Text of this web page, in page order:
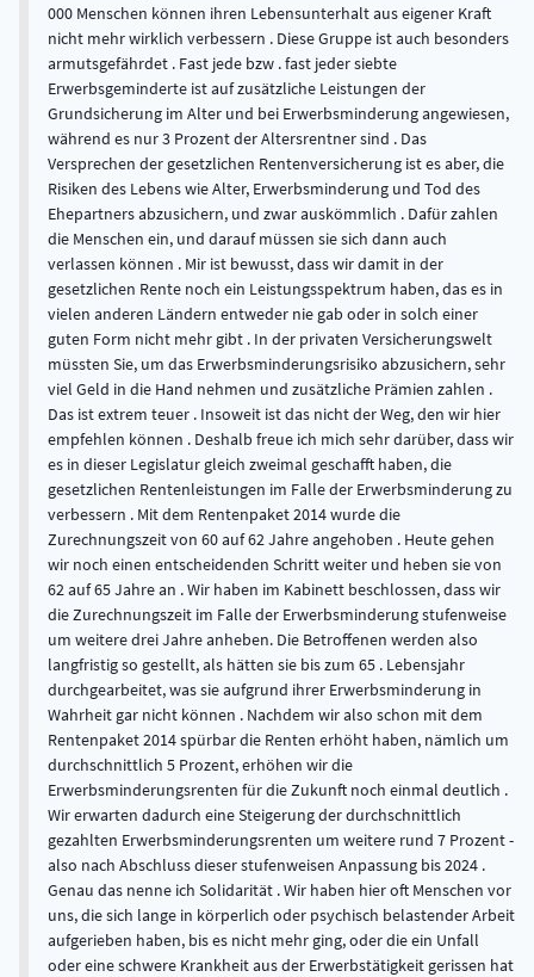
000 Menschen können ihren Lebensunterhalt aus eigener Kraft
nicht mehr wirklich verbessern . Diese Gruppe ist auch besonders
armutsgefährdet . Fast jede bzw . fast jeder siebte
Erwerbsgeminderte ist auf zusätzliche Leistungen der
Grundsicherung im Alter und bei Erwerbsminderung angewiesen,
während es nur 3 Prozent der Altersrentner sind . Das
Versprechen der gesetzlichen Rentenversicherung ist es aber, die
Risiken des Lebens wie Alter, Erwerbsminderung und Tod des
Ehepartners abzusichern, und zwar auskömmlich . Dafür zahlen
die Menschen ein, und darauf müssen sie sich dann auch
verlassen können . Mir ist bewusst, dass wir damit in der
gesetzlichen Rente noch ein Leistungsspektrum haben, das es in
vielen anderen Ländern entweder nie gab oder in solch einer
guten Form nicht mehr gibt . In der privaten Versicherungswelt
müssten Sie, um das Erwerbsminderungsrisiko abzusichern, sehr
viel Geld in die Hand nehmen und zusätzliche Prämien zahlen .
Das ist extrem teuer . Insoweit ist das nicht der Weg, den wir hier
empfehlen können . Deshalb freue ich mich sehr darüber, dass wir
es in dieser Legislatur gleich zweimal geschafft haben, die
gesetzlichen Rentenleistungen im Falle der Erwerbsminderung zu
verbessern . Mit dem Rentenpaket 2014 wurde die
Zurechnungszeit von 60 auf 62 Jahre angehoben . Heute gehen
wir noch einen entscheidenden Schritt weiter und heben sie von
62 auf 65 Jahre an . Wir haben im Kabinett beschlossen, dass wir
die Zurechnungszeit im Falle der Erwerbsminderung stufenweise
um weitere drei Jahre anheben. Die Betroffenen werden also
langfristig so gestellt, als hätten sie bis zum 65 . Lebensjahr
durchgearbeitet, was sie aufgrund ihrer Erwerbsminderung in
Wahrheit gar nicht können . Nachdem wir also schon mit dem
Rentenpaket 2014 spürbar die Renten erhöht haben, nämlich um
durchschnittlich 5 Prozent, erhöhen wir die
Erwerbsminderungsrenten für die Zukunft noch einmal deutlich .
Wir erwarten dadurch eine Steigerung der durchschnittlich
gezahlten Erwerbsminderungsrenten um weitere rund 7 Prozent -
also nach Abschluss dieser stufenweisen Anpassung bis 2024 .
Genau das nenne ich Solidarität . Wir haben hier oft Menschen vor
uns, die sich lange in körperlich oder psychisch belastender Arbeit
aufgerieben haben, bis es nicht mehr ging, oder die ein Unfall
oder eine schwere Krankheit aus der Erwerbstätigkeit gerissen hat